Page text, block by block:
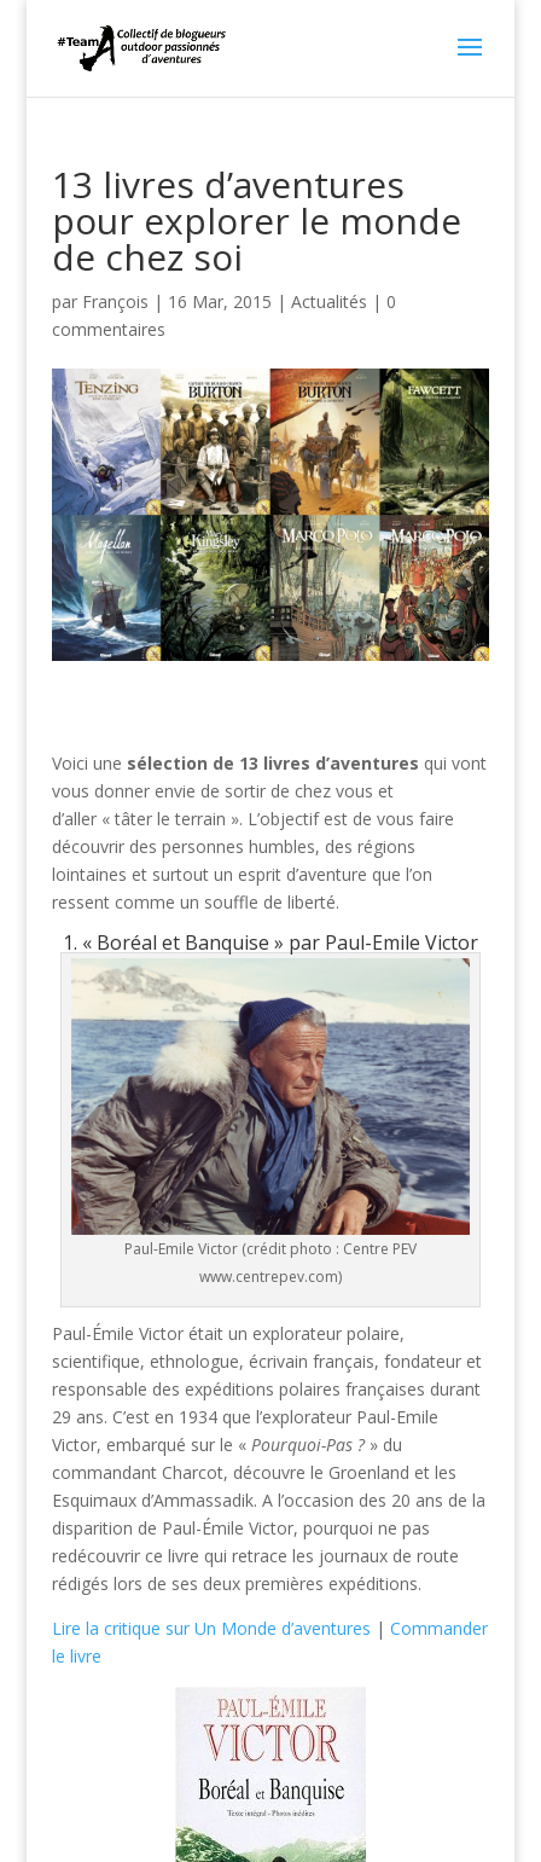
13 livres d’aventures
pour explorer le monde
de chez soi
par François | 16 Mar, 2015 | Actualités | 0
commentaires
Voici une sélection de 13 livres d’aventures qui vont
vous donner envie de sortir de chez vous et
d’aller « tâter le terrain ». L’objectif est de vous faire
découvrir des personnes humbles, des régions
lointaines et surtout un esprit d’aventure que l’on
ressent comme un souffle de liberté.
1. « Boréal et Banquise » par Paul-Emile Victor
Paul-Emile Victor (crédit photo : Centre PEV
www.centrepev.com)
Paul-Émile Victor était un explorateur polaire,
scientifique, ethnologue, écrivain français, fondateur et
responsable des expéditions polaires françaises durant
29 ans. C’est en 1934 que l’explorateur Paul-Emile
Victor, embarqué sur le « Pourquoi-Pas ?» du
commandant Charcot, découvre le Groenland et les
Esquimaux d’Ammassadik. A l’occasion des 20 ans de la
disparition de Paul-Émile Victor, pourquoi ne pas
redécouvrir ce livre qui retrace les journaux de route
rédigés lors de ses deux premières expéditions.
Lire la critique sur Un Monde d’aventures | Commander
le livre